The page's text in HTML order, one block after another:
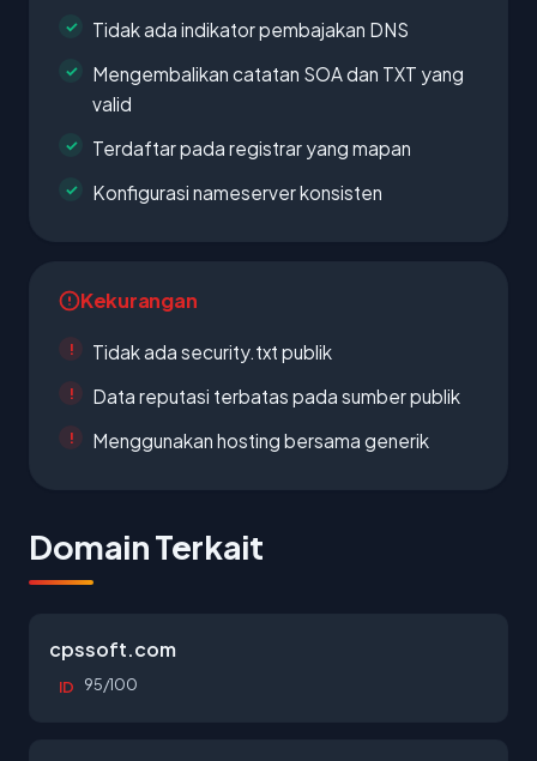
Tidak ada indikator pembajakan DNS
Mengembalikan catatan SOA dan TXT yang
valid
Terdaftar pada registrar yang mapan
Konfigurasi nameserver konsisten
Kekurangan
Tidak ada security.txt publik
Data reputasi terbatas pada sumber publik
Menggunakan hosting bersama generik
Domain Terkait
cpssoft.com
ID 95/100